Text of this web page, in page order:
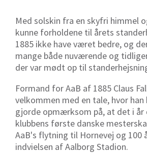
Med solskin fra en skyfri himmel
kunne forholdene til årets
1885 ikke have været bedre, og
mange både nuværende og
der var mødt op til
Formand for AaB af 1885 Claus
velkommen med en tale, hvor
gjorde opmærksom på, at det i år
klubbens første danske
AaB's flytning til Hornevej og 100
indvielsen af Aalborg Stadion.